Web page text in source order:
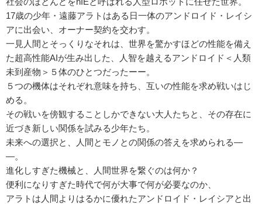
17歳の少年・遠藤アラトはある日一体のアンドロイド・レイシ
アに出会い、オーナー契約を交わす。
一見人間とそっくりなそれは、世界を驚かすほどの性能を備え
た超高性能AIが生み出した、人智を越えるアンドロイド＜人類
未到産物＞５体のひとつだったーー。
５つの機体はそれぞれ意味を持ち、互いの性能を求め戦いはじ
める。
その戦いを傍観することしかできない大人たちと、その存在に
近づき新しい関係を試みる少年たち。
未来への選択と、人間とモノとの関係の答えを求められる―
―。
進化しすぎた機械と、人間世界を繋ぐのは何か？
便利になりすぎた時代で何が大事で何が必要なのか、
アラトは人間よりはるかに優れたアンドロイド・レイシアと出